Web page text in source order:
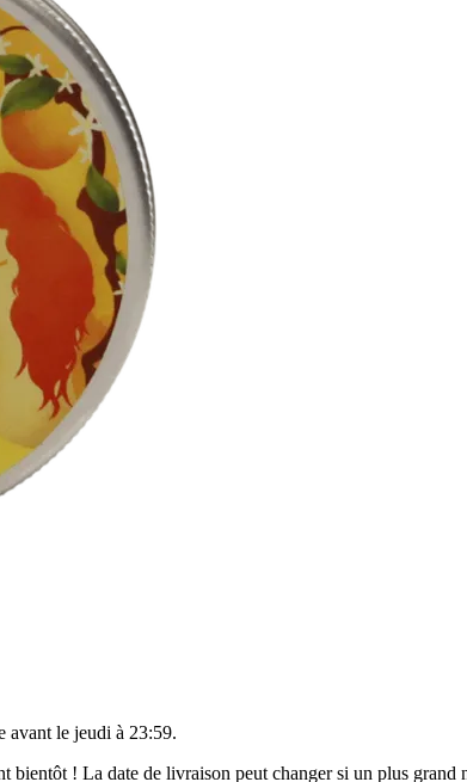
avant le jeudi à 23:59.
! La date de livraison peut changer si un plus grand